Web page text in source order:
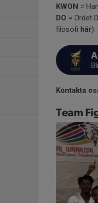
KWON =
DO = Ordet
filosofi här).
Kontakta
Team